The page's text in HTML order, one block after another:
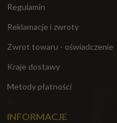
Regulamin
Reklamacje i zwroty
Zwrot towaru - oświadczenie
Kraje dostawy
Metody płatności
INFORMACJE